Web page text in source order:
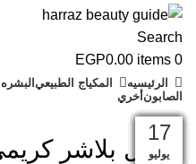
Search
0
items
EGP0.00
الرئيسيه المكياج الطبيعي البشره
الصابون أخري
مقالات
افضل بلاشر
22
يونيو
03
أكتوبر
08
سبتمبر
08
سبتمبر
08
سبتمبر
31
أغسطس
27
أغسطس
21
أغسطس
06
أغسطس
04
أغسطس
04
أغسطس
17
يوليو
17
يوليو